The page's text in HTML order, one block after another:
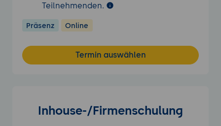
Teilnehmenden.
Präsenz Online
Termin auswählen
Inhouse-/Firmenschulung